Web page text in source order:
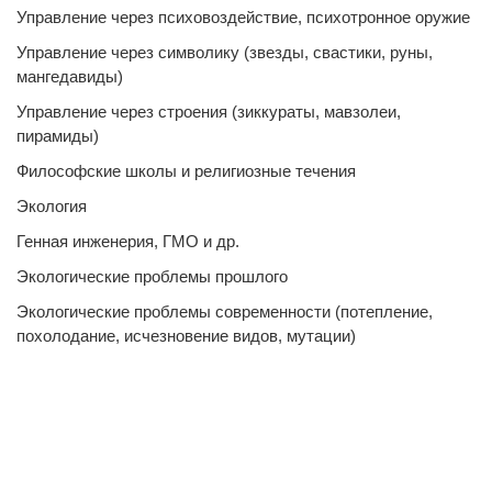
Управление через психовоздействие, психотронное оружие
Управление через символику (звезды, свастики, руны,
мангедавиды)
Управление через строения (зиккураты, мавзолеи,
пирамиды)
Философские школы и религиозные течения
Экология
Генная инженерия, ГМО и др.
Экологические проблемы прошлого
Экологические проблемы современности (потепление,
похолодание, исчезновение видов, мутации)